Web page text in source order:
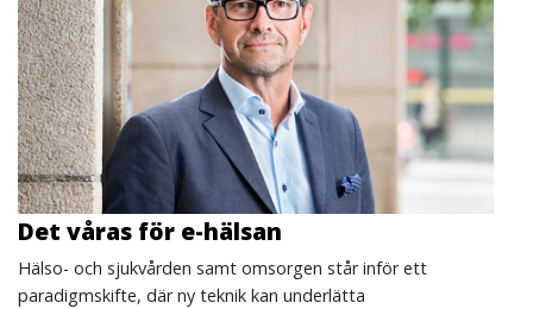
Det våras för e-hälsan
Hälso- och sjukvården samt omsorgen står inför ett
paradigmskifte, där ny teknik kan underlätta